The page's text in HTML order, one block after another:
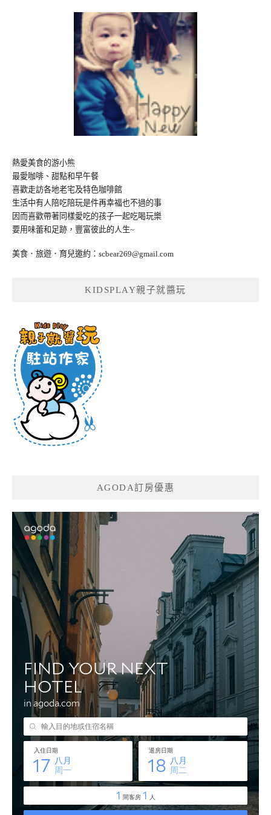
熱愛美食的游小熊
最愛咖啡、甜點和早午餐
喜歡走訪各地老宅及特色咖啡館
生活中有人陪吃陪玩是件再幸福也不過的事
因而喜歡帶著同樣愛吃的孩子一起吃喝玩樂
要用味蕾和足跡，豐富彼此的人生~
美食．旅遊．育兒邀約： scbear269@gmail.com
KIDSPLAY親子就醬玩
AGODA訂房優惠